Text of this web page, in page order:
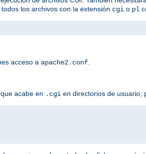
los archivos con la extensión cgi o pl
acceso a apache2.conf
acabe en .cgi en directorios de usuario,